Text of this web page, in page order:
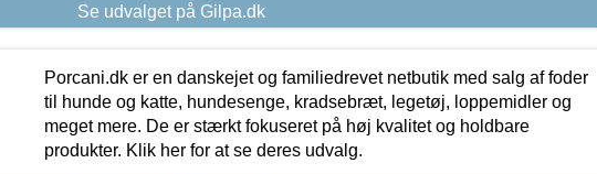
Se udvalget på Gilpa.dk
Porcani.dk er en danskejet og familiedrevet netbutik med salg af foder
til hunde og katte, hundesenge, kradsebræt, legetøj, loppemidler og
meget mere. De er stærkt fokuseret på høj kvalitet og holdbare
produkter. Klik her for at se deres udvalg.